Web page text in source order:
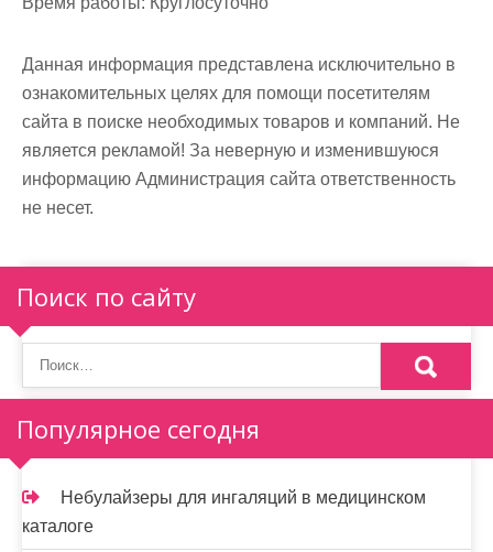
Данная информация представлена исключительно в
ознакомительных целях для помощи посетителям
сайта в поиске необходимых товаров и компаний. Не
является рекламой! За неверную и изменившуюся
информацию Администрация сайта ответственность
не несет.
Поиск по сайту
Популярное сегодня
Небулайзеры для ингаляций в медицинском
каталоге